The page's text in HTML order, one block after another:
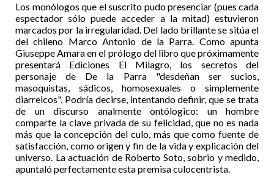
Los monólogos que el suscrito pudo presenciar (pues cada
espectador sólo puede acceder a la mitad) estuvieron
marcados por la irregularidad. Del lado brillante se sitúa el
del chileno Marco Antonio de la Parra. Como apunta
Giuseppe Amara en el prólogo del libro que próximamente
presentará Ediciones El Milagro, los secretos del
personaje de De la Parra "desdeñan ser sucios,
masoquistas, sádicos, homosexuales o simplemente
diarreicos". Podría decirse, intentando definir, que se trata
de un discurso analmente ontólogico: un hombre
comparte la clave privada de su felicidad, que no es nada
más que la concepción del culo, más que como fuente de
satisfacción, como origen y fin de la vida y explicación del
universo. La actuación de Roberto Soto, sobrio y medido,
apuntaló perfectamente esta premisa culocentrista.